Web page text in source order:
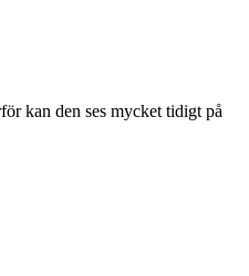
kan den ses mycket tidigt på